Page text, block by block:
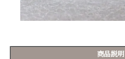
商品説明